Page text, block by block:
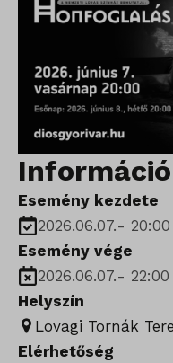
Esemény kezdete
2026.06.07.- 20:00
Esemény vége
2026.06.07.- 22:00
Helyszín
Lovagi Tornák Tere
Elérhetőség